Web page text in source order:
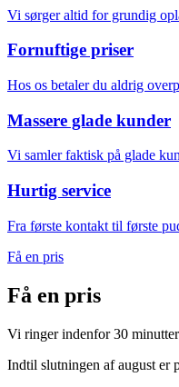
Vi sørger altid for grundig
Fornuftige priser
Hos os betaler du aldrig
Massere glade kunder
Vi samler faktisk på glade
Hurtig service
Fra første kontakt til første
Få en pris
Få en pris
Vi ringer indenfor 30 minutter
Indtil slutningen af august er